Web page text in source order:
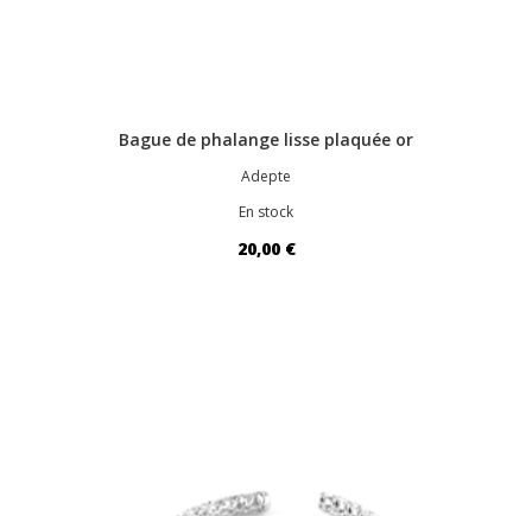
Bague de phalange lisse plaquée or
Adepte
En stock
20,00 €